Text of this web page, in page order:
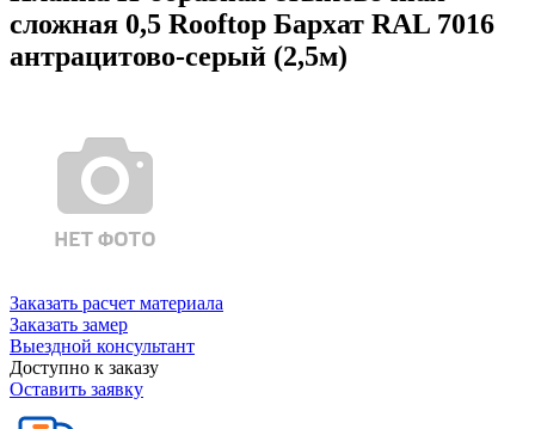
сложная 0,5 Rooftop Бархат RAL 7016
антрацитово-серый (2,5м)
Заказать расчет материала
Заказать замер
Выездной консультант
Доступно к заказу
Оставить заявку